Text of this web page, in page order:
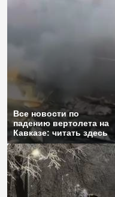
Все новости по
падению вертолета на
Кавказе: читать здесь